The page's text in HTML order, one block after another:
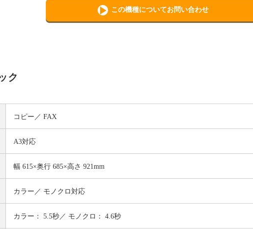
この機種についてお問い合わせ
ク
コピー FAX
A3対応
幅 615×奥行 685×高さ 921mm
カラー／ モノクロ対応
カラー： 5.5秒／ モノクロ： 4.6秒